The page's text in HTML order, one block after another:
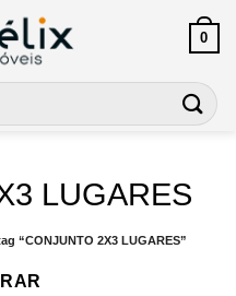
0
LUGARES
“CONJUNTO 2X3 LUGARES”